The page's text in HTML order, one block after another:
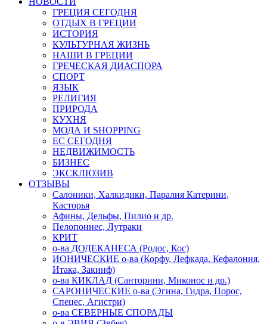
ГРЕЦИЯ СЕГОДНЯ
ОТДЫХ В ГРЕЦИИ
ИСТОРИЯ
КУЛЬТУРНАЯ ЖИЗНЬ
НАШИ В ГРЕЦИИ
ГРЕЧЕСКАЯ ДИАСПОРА
СПОРТ
ЯЗЫК
РЕЛИГИЯ
ПРИРОДА
КУХНЯ
МОДА И SHOPPING
ЕС СЕГОДНЯ
НЕДВИЖИМОСТЬ
БИЗНЕС
ЭКСКЛЮЗИВ
ОТЗЫВЫ
Салоники, Халкидики, Паралия Катерини,
Касторья
Афины, Дельфы, Пилио и др.
Пелопоннес, Лутраки
КРИТ
о-ва ДОДЕКАНЕСА (Родос, Кос)
ИОНИЧЕСКИЕ о-ва (Корфу, Лефкада, Кефалония,
Итака, Закинф)
о-ва КИКЛАД (Санторини, Миконос и др.)
САРОНИЧЕСКИЕ о-ва (Эгина, Гидра, Порос,
Спецес, Агистри)
о-ва СЕВЕРНЫЕ СПОРАДЫ